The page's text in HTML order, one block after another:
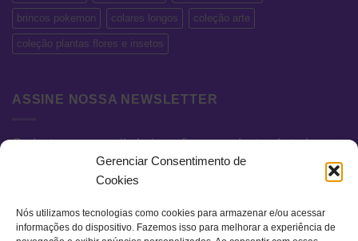
Gerenciar Consentimento de
Cookies
Nós utilizamos tecnologias como cookies para armazenar e/ou acessar
informações do dispositivo. Fazemos isso para melhorar a experiência de
brincos pokemon colares longos coleção arte
coleção plantas flores e insetos
ASSINE NOSSA NEWSLETTER
Cadastre seu e-mail abaixo e fique por dentro de todas as
novidades e promoções exclusivas.